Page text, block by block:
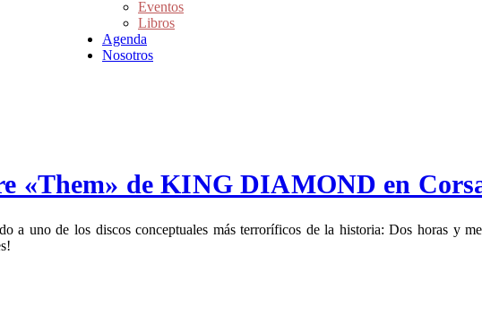
Eventos
Libros
Agenda
Nosotros
«Them» de KING DIAMOND en
a uno de los discos conceptuales más terroríficos de la historia: Dos horas y